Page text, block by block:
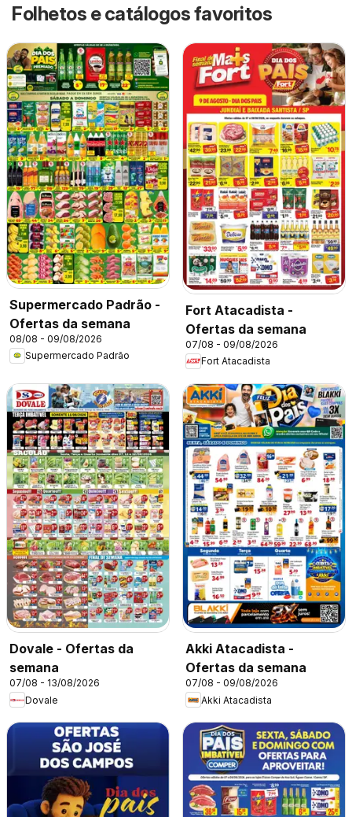
Folhetos e catálogos favoritos
Supermercado Padrão -
Ofertas da semana
08/08 - 09/08/2026
Supermercado Padrão
Fort Atacadista -
Ofertas da semana
07/08 - 09/08/2026
Fort Atacadista
Dovale - Ofertas da
semana
07/08 - 13/08/2026
Dovale
Akki Atacadista -
Ofertas da semana
07/08 - 09/08/2026
Akki Atacadista